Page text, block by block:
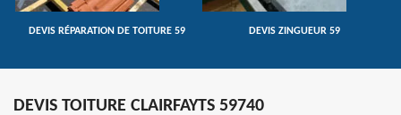
DEVIS RÉPARATION DE TOITURE 59 DEVIS ZINGUEUR 59
DEVIS TOITURE CLAIRFAYTS 59740